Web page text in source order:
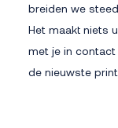
breiden we
Het maakt niets
met je in
de nieuwste